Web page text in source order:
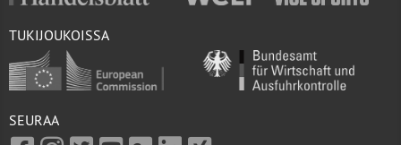
TUKIJOUKOISSA
SEURAA